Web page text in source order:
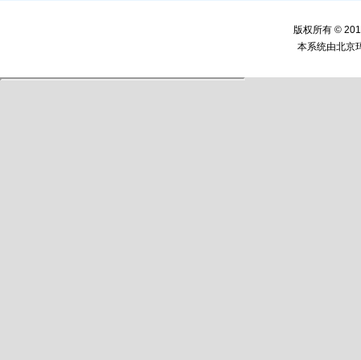
版权所有 ©
本系统由北京